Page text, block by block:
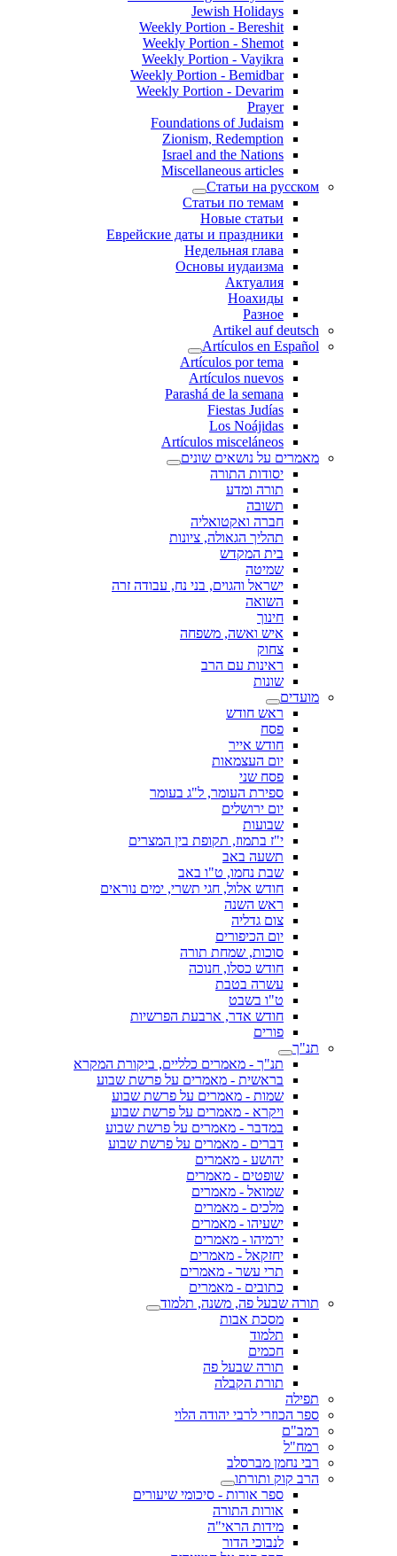
Jewish Holidays
Weekly Portion - Bereshit
Weekly Portion - Shemot
Weekly Portion - Vayikra
Weekly Portion - Bemidbar
Weekly Portion - Devarim
Prayer
Foundations of Judaism
Zionism, Redemption
Israel and the Nations
Miscellaneous articles
Статьи на русском
Статьи по темам
Новые статьи
Еврейские даты и праздники
Недельная глава
Основы иудаизма
Актуалия
Ноахиды
Разное
Artikel auf deutsch
Artículos en Español
Artículos por tema
Artículos nuevos
Parashá de la semana
Fiestas Judías
Los Noájidas
Artículos misceláneos
מאמרים על נושאים שונים
יסודות התורה
תורה ומדע
תשובה
חברה ואקטואליה
תהליך הגאולה, ציונות
בית המקדש
שמיטה
ישראל והגוים, בני נח, עבודה זרה
השואה
חינוך
איש ואשה, משפחה
צחוק
ראינות עם הרב
שונות
מועדים
ראש חודש
פסח
חודש אייר
יום העצמאות
פסח שני
ספירת העומר, ל"ג בעומר
יום ירושלים
שבועות
י"ז בתמוז, תקופת בין המצרים
תשעה באב
שבת נחמו, ט"ו באב
חודש אלול, חגי תשרי, ימים נוראים
ראש השנה
צום גדליה
יום הכיפורים
סוכות, שמחת תורה
חודש כסלו, חנוכה
עשרה בטבת
ט"ו בשבט
חודש אדר, ארבעת הפרשיות
פורים
תנ"ך
תנ"ך - מאמרים כלליים, ביקורת המקרא
בראשית - מאמרים על פרשת שבוע
שמות - מאמרים על פרשת שבוע
ויקרא - מאמרים על פרשת שבוע
במדבר - מאמרים על פרשת שבוע
דברים - מאמרים על פרשת שבוע
יהושע - מאמרים
שופטים - מאמרים
שמואל - מאמרים
מלכים - מאמרים
ישעיהו - מאמרים
ירמיהו - מאמרים
יחזקאל - מאמרים
תרי עשר - מאמרים
כתובים - מאמרים
תורה שבעל פה, משנה, תלמוד
מסכת אבות
תלמוד
חכמים
תורה שבעל פה
תורת הקבלה
תפילה
ספר הכוזרי לרבי יהודה הלוי
רמב"ם
רמח"ל
רבי נחמן מברסלב
הרב קוק ותורתו
ספר אורות - סיכומי שיעורים
אורות התורה
מידות הראי"ה
לנבוכי הדור